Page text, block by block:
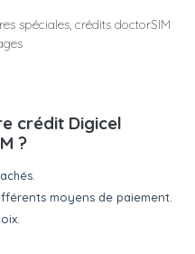
spéciales, crédits doctorSIM
crédit Digicel
?
moyens de paiement.